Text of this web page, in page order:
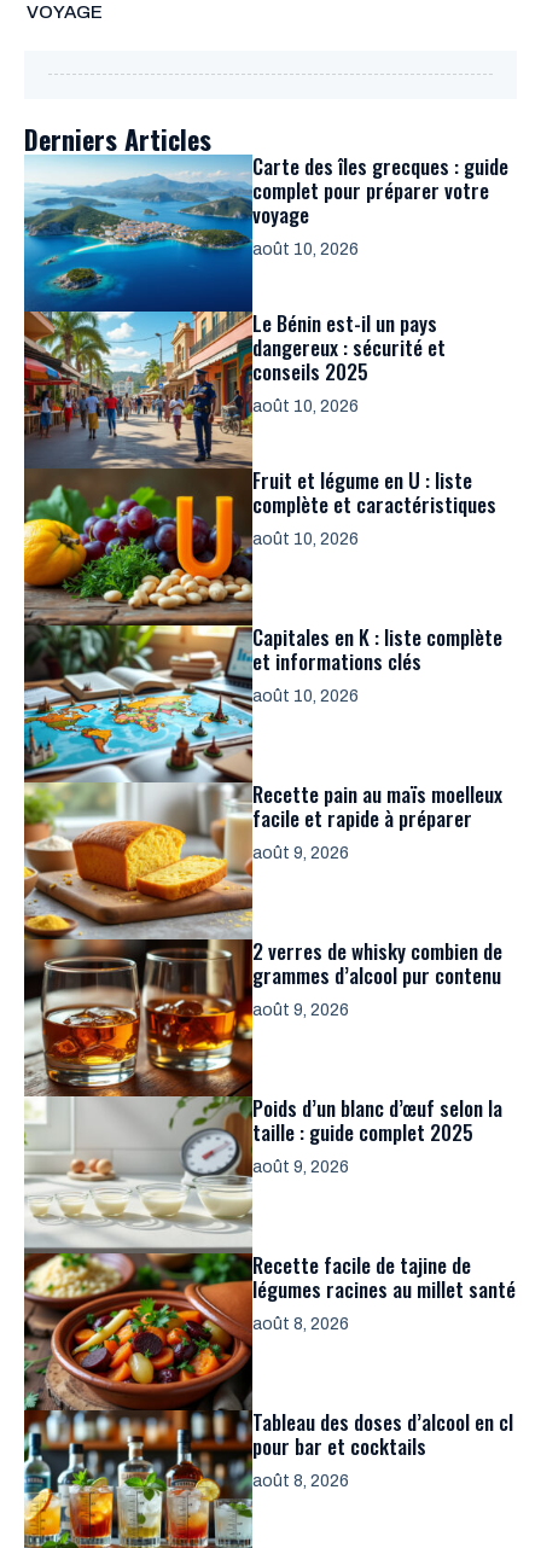
VOYAGE
Derniers Articles
Carte des îles grecques : guide
complet pour préparer votre
voyage
août 10, 2026
Le Bénin est-il un pays
dangereux : sécurité et
conseils 2025
août 10, 2026
Fruit et légume en U : liste
complète et caractéristiques
août 10, 2026
Capitales en K : liste complète
et informations clés
août 10, 2026
Recette pain au maïs moelleux
facile et rapide à préparer
août 9, 2026
2 verres de whisky combien de
grammes d’alcool pur contenu
août 9, 2026
Poids d’un blanc d’œuf selon la
taille : guide complet 2025
août 9, 2026
Recette facile de tajine de
légumes racines au millet santé
août 8, 2026
Tableau des doses d’alcool en cl
pour bar et cocktails
août 8, 2026